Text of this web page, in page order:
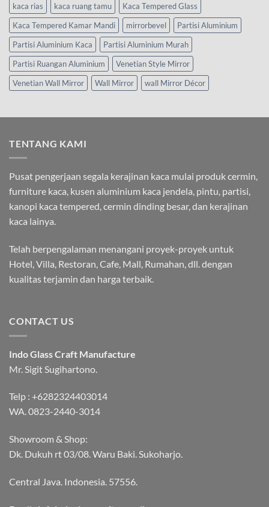
kaca rias
kaca ruang tamu
Kaca Tempered Glass
Kaca Tempered Kamar Mandi
mirrorbevel
Partisi Aluminium
Partisi Aluminium Kaca
Partisi Aluminium Murah
Partisi Ruangan Aluminium
Venetian Style Mirror
Venetian Wall Mirror
Wall Mirror wall Mirror Décor
TENTANG KAMI
Pusat pengerjaan segala kerajinan kaca mulai produk cermin,
furniture kaca, kusen aluminium kaca jendela, pintu, partisi,
kanopi kaca tempered, cermin dinding besar, dan kerajinan
kaca lainya.
Telah berpengalaman menangani proyek-proyek untuk
Hotel, Villa, Restoran, Cafe, Mall, Rumahan, dll. dengan
kualitas terjamin dan harga terbaik.
CONTACT US
Indo Glass Craft Manufacture
Mr. Sigit Sugihartono.
Telp : +6282324403014
WA.0823-2440-3014
Showroom & Shop:
Dk. Dukuh rt 03/08. Waru Baki. Sukoharjo.
Central Java. Indonesia. 57556.